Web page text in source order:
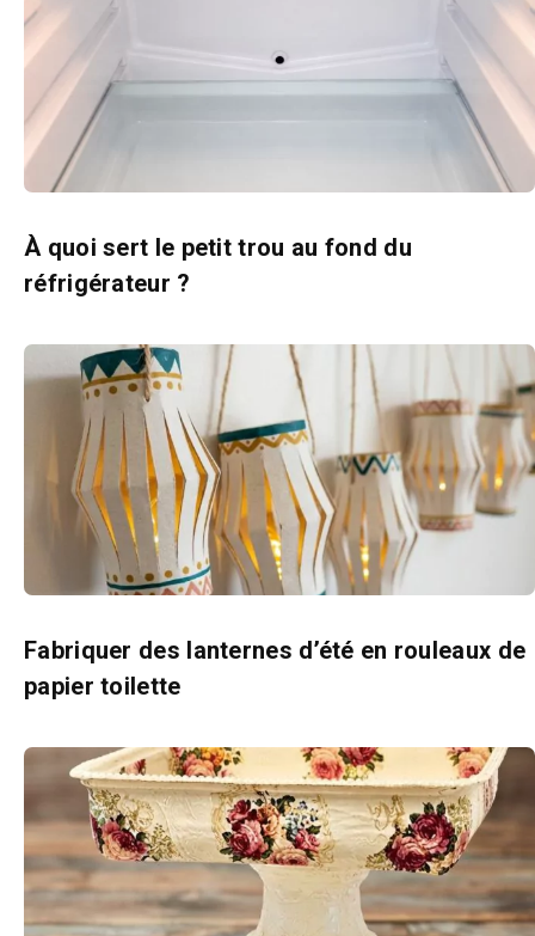
À quoi sert le petit trou au fond du
réfrigérateur ?
Fabriquer des lanternes d’été en rouleaux de
papier toilette